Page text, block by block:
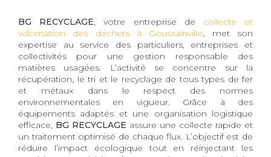
BG RECYCLAGE, votre entreprise de collecte et
valorisation des déchets à Goussainville, met son
expertise au service des particuliers, entreprises et
collectivités pour une gestion responsable des
matières usagées. L’activité se concentre sur la
récupération, le tri et le recyclage de tous types de fer
et métaux dans le respect des normes
environnementales en vigueur. Grâce à des
équipements adaptés et une organisation logistique
efficace, BG RECYCLAGE assure une collecte rapide et
un traitement optimisé de chaque flux. L’objectif est de
réduire l’impact écologique tout en réinjectant les